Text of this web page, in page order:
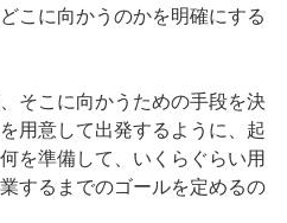
こに向かうのかを明確にする
そこに向かうための手段を決
用意して出発するように、起
を準備して、いくらぐらい用
するまでのゴールを定めるの